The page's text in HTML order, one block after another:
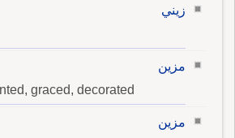
زيني
مزين
graced, decorated
مزين